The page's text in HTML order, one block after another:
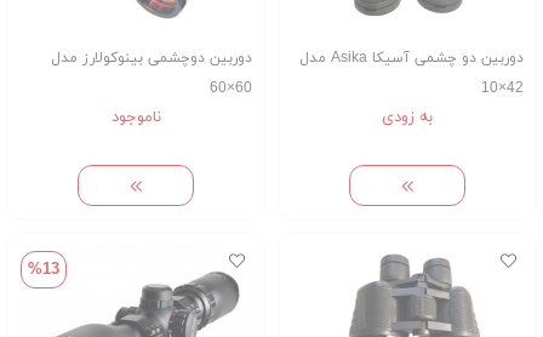
دوربین دو چشمی آسیکا Asika مدل
42×10
به زودی
دوربین دوچشمی بینوکولارز مدل
60×60
ناموجود
%13